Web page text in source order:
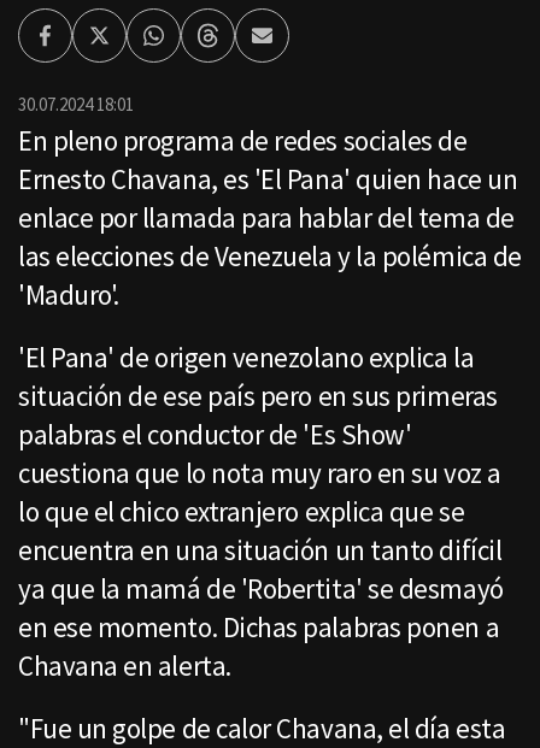
FacebookTwitterWhatsappThreadsEnviar
por
30.07.2024 18:01
En pleno programa de redes sociales de
Ernesto Chavana, es 'El Pana' quien hace un
enlace por llamada para hablar del tema de
las elecciones de Venezuela y la polémica de
'Maduro'.
'El Pana' de origen venezolano explica la
situación de ese país pero en sus primeras
palabras el conductor de 'Es Show'
cuestiona que lo nota muy raro en su voz a
lo que el chico extranjero explica que se
encuentra en una situación un tanto difícil
ya que la mamá de 'Robertita' se desmayó
en ese momento. Dichas palabras ponen a
Chavana en alerta.
"Fue un golpe de calor Chavana, el día esta